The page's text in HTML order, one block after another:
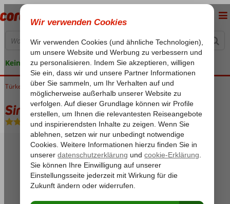
Keine versteckten Kosten
Home
Türkei Türkische Riviera Belek Sirene Belek Hotel
Sirene Belek Hotel
Ultra All Inclusive-Hotel